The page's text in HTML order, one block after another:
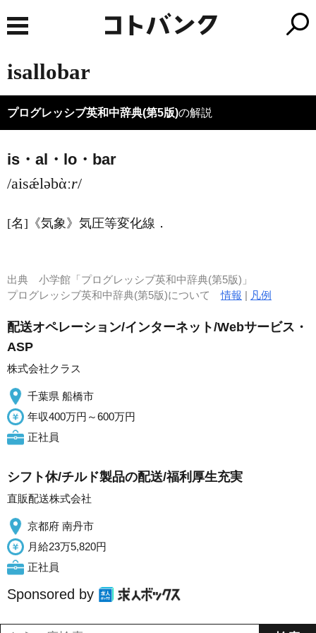
isallobar
プログレッシブ英和中辞典(第5版)の解説
is・al・lo・bar
/aisǽləbὰːr/
[名] 《気象》 気圧等変化線 ．
出典 小学館「プログレッシブ英和中辞典(第5版)」
プログレッシブ英和中辞典(第5版)について情報 | 凡例
配送オペレーション/インターネット/Webサービス・
ASP
株式会社クラス
千葉県 船橋市
年収400万円～600万円
正社員
シフト休/チルド製品の配送/福利厚生充実
直販配送株式会社
京都府 南丹市
月給23万5,820円
正社員
Sponsored by